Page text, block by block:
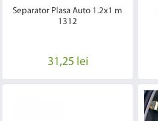
Separator Plasa Auto 1.2x1 m
1312
31,25 lei